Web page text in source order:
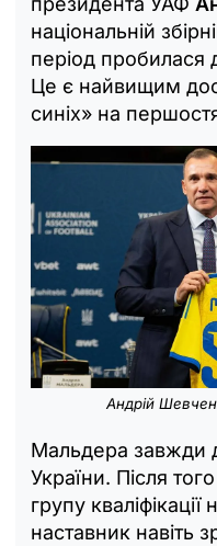
національній
період пробилася
Це є найвищим
синіх» на
Андрій
Мальдера завжди
України. Після
групу
наставник навіть